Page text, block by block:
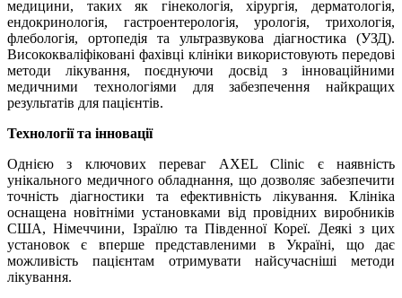
медицини, таких як гінекологія, хірургія, дерматологія,
ендокринологія, гастроентерологія, урологія, трихологія,
флебологія, ортопедія та ультразвукова діагностика (УЗД).
Висококваліфіковані фахівці клініки використовують передові
методи лікування, поєднуючи досвід з інноваційними
медичними технологіями для забезпечення найкращих
результатів для пацієнтів.
Технології та інновації
Однією з ключових переваг AXEL Clinic є наявність
унікального медичного обладнання, що дозволяє забезпечити
точність діагностики та ефективність лікування. Клініка
оснащена новітніми установками від провідних виробників
США, Німеччини, Ізраїлю та Південної Кореї. Деякі з цих
установок є вперше представленими в Україні, що дає
можливість пацієнтам отримувати найсучасніші методи
лікування.